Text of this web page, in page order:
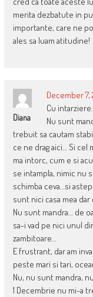
merita dezbatute in
importante, care ne
ales sa luam atitudine!
Diana
December 7,
Cu
Nu sunt
trebuit sa cautam
ce ne drag aici… Si cel
ma intorc, cum e si
se intampla, nimic nu
schimba ceva…si
sunt nici casa mea
Nu sunt mandra… de
sa-i vad pe nici unul
zambitoare…
E frustrant, dar am
peste mari si tari,
Nu, nu sunt mandra,
1 Decembrie nu mi-a